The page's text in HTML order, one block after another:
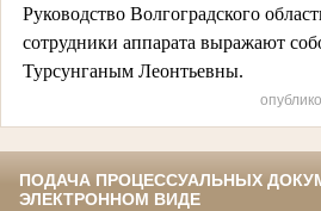
Руководство Волгоградского
сотрудники аппарата выражают
Турсунганым Леонтьевны.
ПОДАЧА ПРОЦЕССУАЛЬНЫХ
ЭЛЕКТРОННОМ ВИДЕ